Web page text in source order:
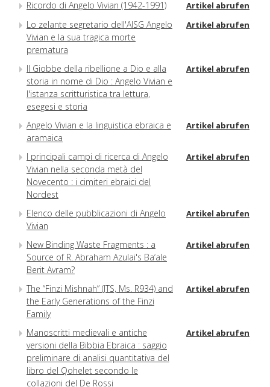
Ricordo di Angelo Vivian (1942-1991) Artikel abrufen
Lo zelante segretario dell'AISG Angelo
Vivian e la sua tragica morte
prematura
Artikel abrufen
Il Giobbe della ribellione a Dio e alla
storia in nome di Dio : Angelo Vivian e
l'istanza scritturistica tra lettura,
esegesi e storia
Artikel abrufen
Angelo Vivian e la linguistica ebraica e
aramaica
Artikel abrufen
I principali campi di ricerca di Angelo
Vivian nella seconda metà del
Novecento : i cimiteri ebraici del
Nordest
Artikel abrufen
Elenco delle pubblicazioni di Angelo
Vivian
Artikel abrufen
New Binding Waste Fragments : a
Source of R. Abraham Azulai's Ba‘ale
Berit Avram?
Artikel abrufen
The “Finzi Mishnah” (JTS, Ms. R934) and
the Early Generations of the Finzi
Family
Artikel abrufen
Manoscritti medievali e antiche
versioni della Bibbia Ebraica : saggio
preliminare di analisi quantitativa del
libro del Qohelet secondo le
collazioni del De Rossi
Artikel abrufen